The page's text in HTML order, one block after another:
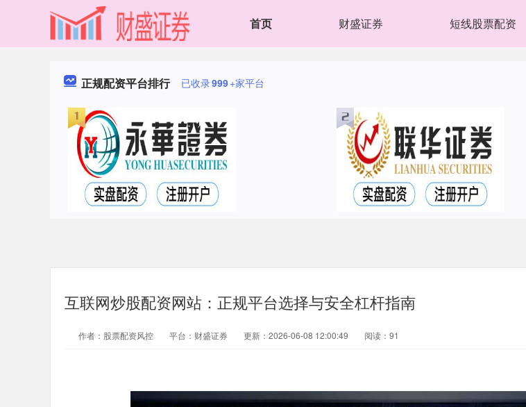
首页 财盛证券 短线股票配资
正规配资平台排行 已收录999+家平台
互联网炒股配资网站：正规平台选择与安全杠杆指南
作者：股票配资风控 平台：财盛证券 更新：2026-06-08 12:00:49 阅读：91